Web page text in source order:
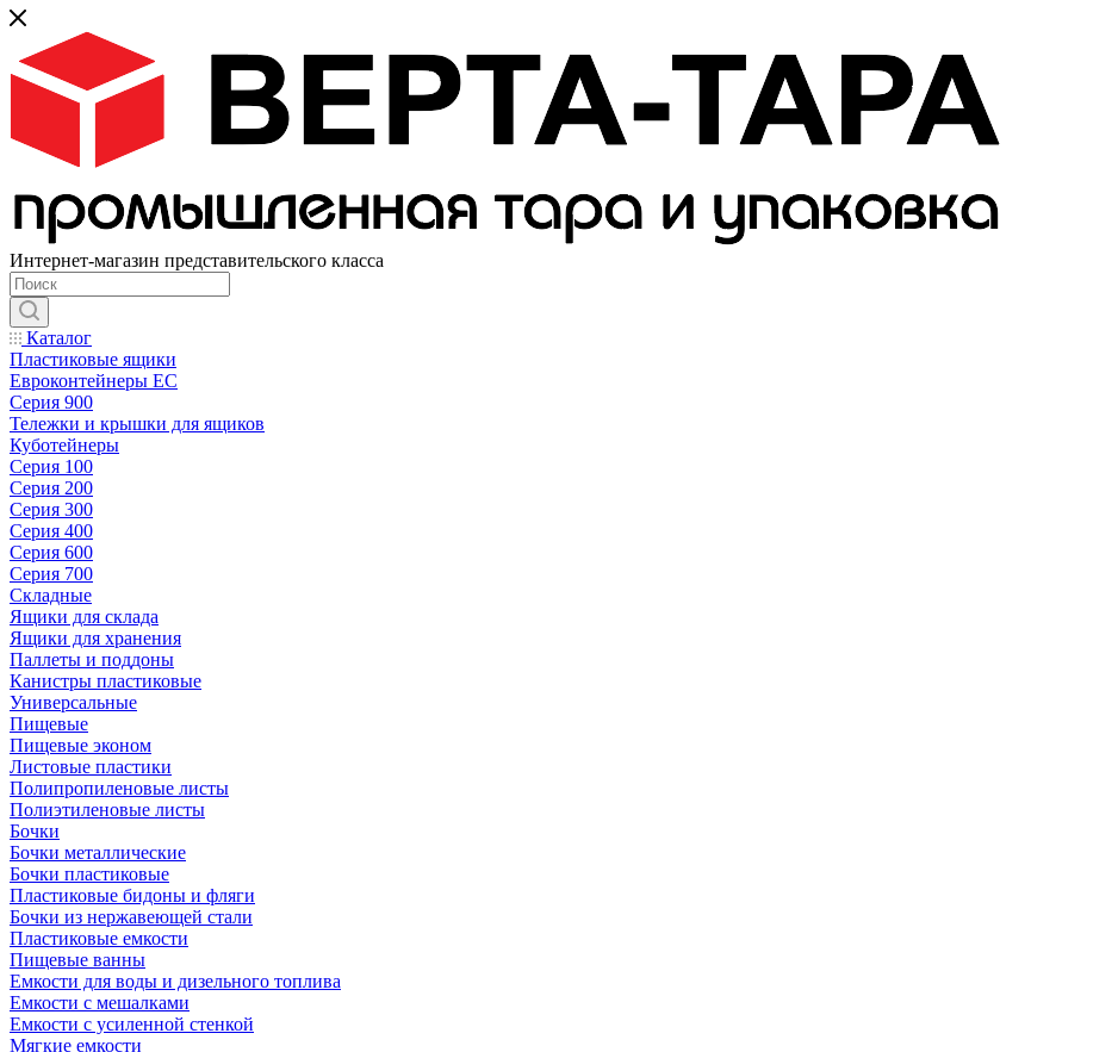
Интернет-магазин представительского класса
Каталог
Пластиковые ящики
Евроконтейнеры ЕС
Серия 900
Тележки и крышки для ящиков
Куботейнеры
Серия 100
Серия 200
Серия 300
Серия 400
Серия 600
Серия 700
Складные
Ящики для склада
Ящики для хранения
Паллеты и поддоны
Канистры пластиковые
Универсальные
Пищевые
Пищевые эконом
Листовые пластики
Полипропиленовые листы
Полиэтиленовые листы
Бочки
Бочки металлические
Бочки пластиковые
Пластиковые бидоны и фляги
Бочки из нержавеющей стали
Пластиковые емкости
Пищевые ванны
Емкости для воды и дизельного топлива
Емкости с мешалками
Емкости с усиленной стенкой
Мягкие емкости